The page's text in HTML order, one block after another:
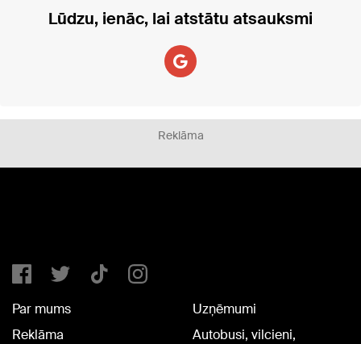
Lūdzu, ienāc, lai atstātu atsauksmi
Reklāma
Par mums
Reklāma
Uzņēmumi
Autobusi, vilcieni,